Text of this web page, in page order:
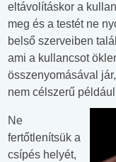
eltávolításkor a
meg és a testét ne
belső szerveiben
ami a kullancsot
összenyomásával
nem célszerű
Ne
fertőtlenítsük a
csípés helyét,